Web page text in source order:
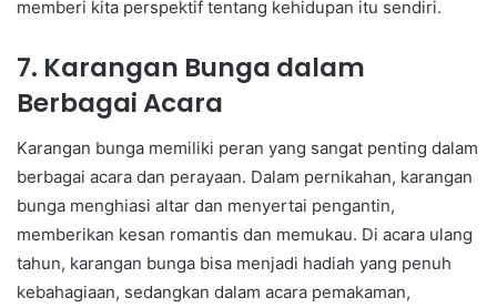
memberi kita perspektif tentang kehidupan itu sendiri.
7. Karangan Bunga dalam
Berbagai Acara
Karangan bunga memiliki peran yang sangat penting dalam
berbagai acara dan perayaan. Dalam pernikahan, karangan
bunga menghiasi altar dan menyertai pengantin,
memberikan kesan romantis dan memukau. Di acara ulang
tahun, karangan bunga bisa menjadi hadiah yang penuh
kebahagiaan, sedangkan dalam acara pemakaman,